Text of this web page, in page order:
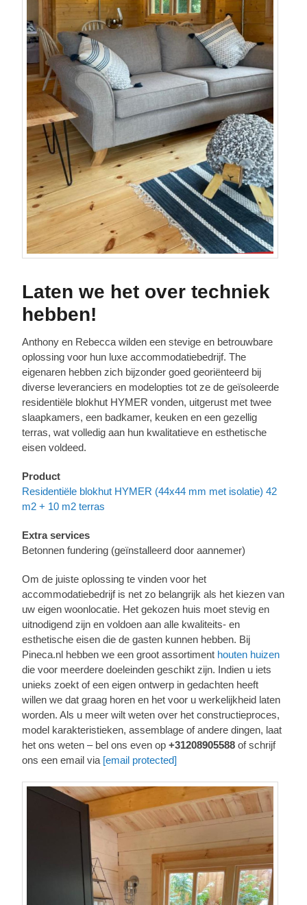
Laten we het over techniek
hebben!
Anthony en Rebecca wilden een stevige en betrouwbare
oplossing voor hun luxe accommodatiebedrijf. The
eigenaren hebben zich bijzonder goed georiënteerd bij
diverse leveranciers en modelopties tot ze de geïsoleerde
residentiële blokhut HYMER vonden, uitgerust met twee
slaapkamers, een badkamer, keuken en een gezellig
terras, wat volledig aan hun kwalitatieve en esthetische
eisen voldeed.
Product
Residentiële blokhut HYMER (44x44 mm met isolatie) 42
m2 + 10 m2 terras
Extra services
Betonnen fundering (geïnstalleerd door aannemer)
Om de juiste oplossing te vinden voor het
accommodatiebedrijf is net zo belangrijk als het kiezen van
uw eigen woonlocatie. Het gekozen huis moet stevig en
uitnodigend zijn en voldoen aan alle kwaliteits- en
esthetische eisen die de gasten kunnen hebben. Bij
Pineca.nl hebben we een groot assortiment houten huizen
die voor meerdere doeleinden geschikt zijn. Indien u iets
unieks zoekt of een eigen ontwerp in gedachten heeft
willen we dat graag horen en het voor u werkelijkheid laten
worden. Als u meer wilt weten over het constructieproces,
model karakteristieken, assemblage of andere dingen, laat
het ons weten – bel ons even op +31208905588 of schrijf
ons een email via [email protected]